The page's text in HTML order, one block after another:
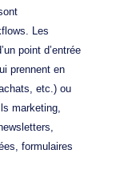
Les
point d’entrée
prennent en
etc.) ou
marketing,
formulaires